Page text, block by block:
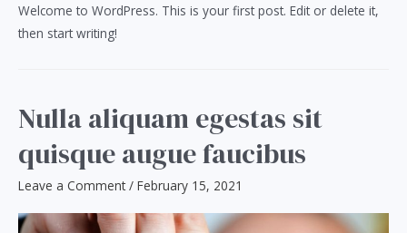
Welcome to WordPress. This is your first post. Edit or delete it,
then start writing!
Nulla aliquam egestas sit
quisque augue faucibus
Leave a Comment / February 15, 2021